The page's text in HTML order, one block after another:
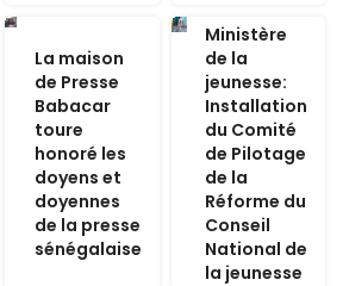
La maison
de Presse
Babacar
toure
honoré les
doyens et
doyennes
de la presse
sénégalaise
Ministère
de la
jeunesse:
Installation
du Comité
de Pilotage
de la
Réforme du
Conseil
National de
la jeunesse